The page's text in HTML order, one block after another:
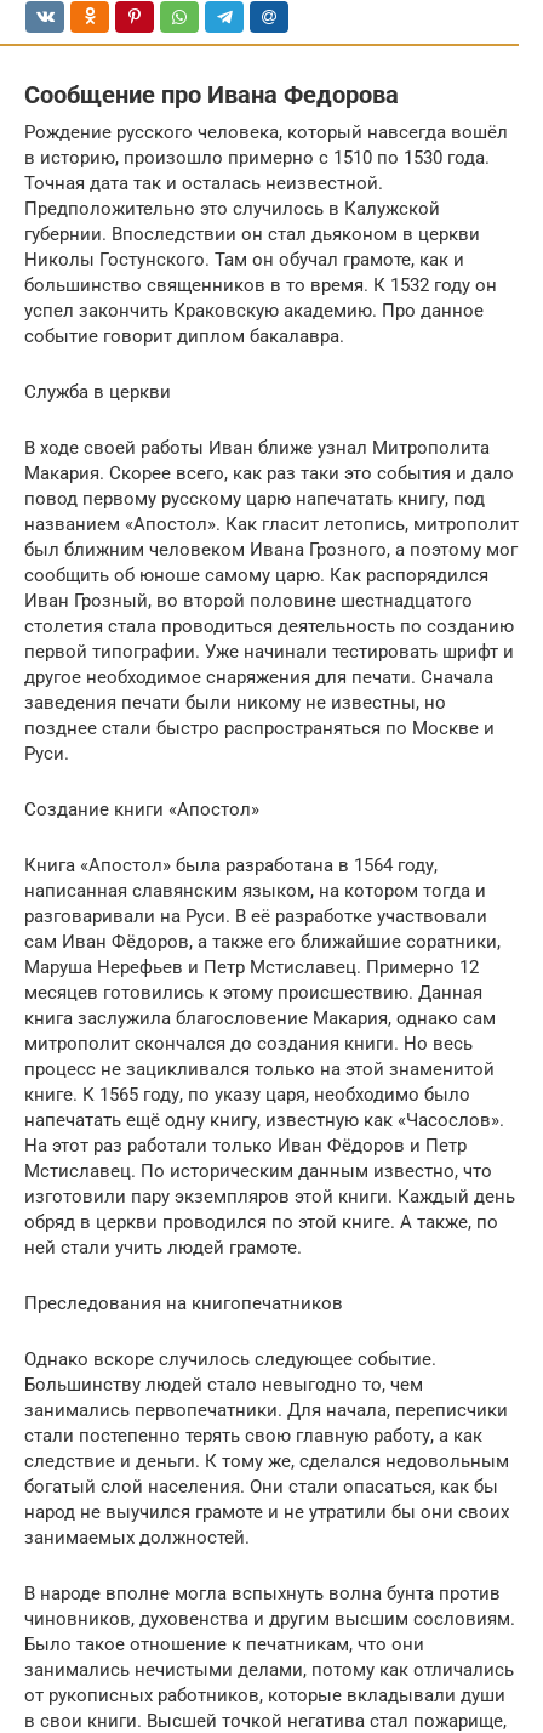
Сообщение про Ивана Федорова
Рождение русского человека, который навсегда вошёл
в историю, произошло примерно с 1510 по 1530 года.
Точная дата так и осталась неизвестной.
Предположительно это случилось в Калужской
губернии. Впоследствии он стал дьяконом в церкви
Николы Гостунского. Там он обучал грамоте, как и
большинство священников в то время. К 1532 году он
успел закончить Краковскую академию. Про данное
событие говорит диплом бакалавра.
Служба в церкви
В ходе своей работы Иван ближе узнал Митрополита
Макария. Скорее всего, как раз таки это события и дало
повод первому русскому царю напечатать книгу, под
названием «Апостол». Как гласит летопись, митрополит
был ближним человеком Ивана Грозного, а поэтому мог
сообщить об юноше самому царю. Как распорядился
Иван Грозный, во второй половине шестнадцатого
столетия стала проводиться деятельность по созданию
первой типографии. Уже начинали тестировать шрифт и
другое необходимое снаряжения для печати. Сначала
заведения печати были никому не известны, но
позднее стали быстро распространяться по Москве и
Руси.
Создание книги «Апостол»
Книга «Апостол» была разработана в 1564 году,
написанная славянским языком, на котором тогда и
разговаривали на Руси. В её разработке участвовали
сам Иван Фёдоров, а также его ближайшие соратники,
Маруша Нерефьев и Петр Мстиславец. Примерно 12
месяцев готовились к этому происшествию. Данная
книга заслужила благословение Макария, однако сам
митрополит скончался до создания книги. Но весь
процесс не зацикливался только на этой знаменитой
книге. К 1565 году, по указу царя, необходимо было
напечатать ещё одну книгу, известную как «Часослов».
На этот раз работали только Иван Фёдоров и Петр
Мстиславец. По историческим данным известно, что
изготовили пару экземпляров этой книги. Каждый день
обряд в церкви проводился по этой книге. А также, по
ней стали учить людей грамоте.
Преследования на книгопечатников
Однако вскоре случилось следующее событие.
Большинству людей стало невыгодно то, чем
занимались первопечатники. Для начала, переписчики
стали постепенно терять свою главную работу, а как
следствие и деньги. К тому же, сделался недовольным
богатый слой населения. Они стали опасаться, как бы
народ не выучился грамоте и не утратили бы они своих
занимаемых должностей.
В народе вполне могла вспыхнуть волна бунта против
чиновников, духовенства и другим высшим сословиям.
Было такое отношение к печатникам, что они
занимались нечистыми делами, потому как отличались
от рукописных работников, которые вкладывали души
в свои книги. Высшей точкой негатива стал пожарище,